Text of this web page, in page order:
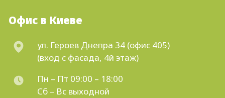
Офис в Киеве
ул. Героев Днепра 34 (офис 405)
(вход с фасада, 4й этаж)
Пн – Пт 09:00 – 18:00
Сб – Вс выходной